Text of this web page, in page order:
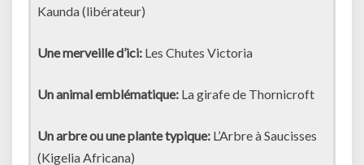
Kaunda (libérateur)
Une merveille d’ici: Les Chutes Victoria
Un animal emblématique: La girafe de Thornicroft
Un arbre ou une plante typique: L’Arbre à Saucisses
(Kigelia Africana)